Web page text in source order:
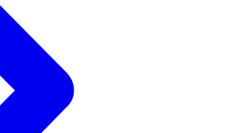
Ook voor doven en
is het prettig als in een
communicatie
er gebaard kan worden.
Hier is het speciaal